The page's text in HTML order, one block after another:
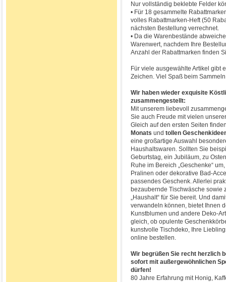
Nur vollständig beklebte Felder
• Für 18 gesammelte
volles Rabattmarken-Heft (50
nächsten Bestellung verrechnet.
• Da die Warenbestände
Warenwert, nachdem Ihre
Anzahl der Rabattmarken finden
Für viele ausgewählte Artikel gibt
Zeichen. Viel Spaß beim
Wir haben wieder exquisite
zusammengestellt:
Mit unserem liebevoll
Sie auch Freude mit vielen
Gleich auf den ersten Seiten
Monats und tollen
eine großartige Auswahl
Haushaltswaren. Sollten Sie
Geburtstag, ein Jubiläum, zu
Ruhe im Bereich „Geschenke“
Pralinen oder dekorative Bad-
passendes Geschenk. Allerlei
bezaubernde Tischwäsche sowie
„Haushalt“ für Sie bereit. Und
verwandeln können, bietet Ihnen
Kunstblumen und andere Deko-
gleich, ob opulente
kunstvolle Tischdeko, Ihre
online bestellen.
Wir begrüßen Sie recht herzlich
sofort mit außergewöhnlichen
dürfen!
80 Jahre Erfahrung mit Honig,